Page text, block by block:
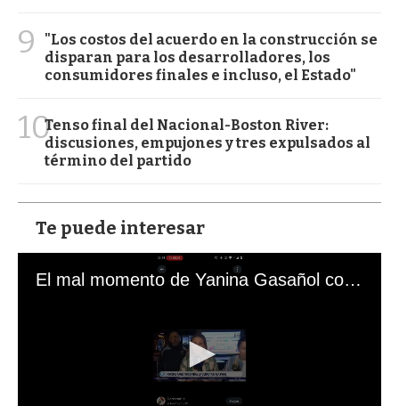
9
"Los costos del acuerdo en la construcción se
disparan para los desarrolladores, los
consumidores finales e incluso, el Estado"
10Tenso final del Nacional-Boston River:
discusiones, empujones y tres expulsados al
término del partido
Te puede interesar
El mal momento de Yanina Gasañol con un hincha argentino en "Subrayado"